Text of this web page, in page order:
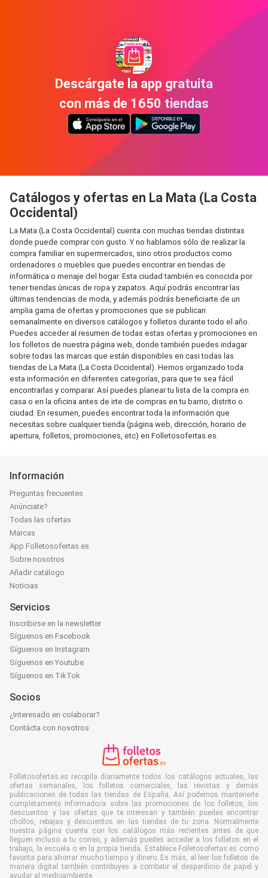
Descárgate la app gratuita
con más de 1650 tiendas
Catálogos y ofertas en La Mata (La Costa
Occidental)
La Mata (La Costa Occidental) cuenta con muchas tiendas distintas
donde puede comprar con gusto. Y no hablamos sólo de realizar la
compra familiar en supermercados, sino otros productos como
ordenadores o muebles que puedes encontrar en tiendas de
informática o menaje del hogar. Esta ciudad también es conocida por
tener tiendas únicas de ropa y zapatos. Aquí podrás encontrar las
últimas tendencias de moda, y además podrás beneficiarte de un
amplia gama de ofertas y promociones que se publican
semanalmente en diversos catálogos y folletos durante todo el año.
Puedes acceder al resumen de todas estas ofertas y promociones en
los folletos de nuestra página web, donde también puedes indagar
sobre todas las marcas que están disponibles en casi todas las
tiendas de La Mata (La Costa Occidental). Hemos organizado toda
esta información en diferentes categorías, para que te sea fácil
encontrarlas y comparar. Así puedes planear tu lista de la compra en
casa o en la oficina antes de irte de compras en tu barrio, distrito o
ciudad. En resumen, puedes encontrar toda la información que
necesitas sobre cualquier tienda (página web, dirección, horario de
apertura, folletos, promociones, etc) en Folletosofertas.es.
Información
Preguntas frecuentes
Anúnciate?
Todas las ofertas
Marcas
App Folletosofertas.es
Sobre nosotros
Añadir catálogo
Noticias
Servicios
Inscribirse en la newsletter
Síguenos en Facebook
Síguenos en Instagram
Síguenos en Youtube
Síguenos en TikTok
Socios
¿Interesado en colaborar?
Contácta con nosotros
Folletosofertas.es recopila diariamente todos los catálogos actuales, las
ofertas semanales, los folletos comerciales, las revistas y demás
publicaciones de todas las tiendas de España. Así podemos mantenerte
completamente informado/a sobre las promociones de los folletos, los
descuentos y las ofertas que te interesan y también puedes encontrar
chollos, rebajas y descuentos en las tiendas de tu zona. Normalmente
nuestra página cuenta con los catálogos más recientes antes de que
lleguen incluso a tu correo, y además puedes acceder a los folletos en el
trabajo, la escuela o en la propia tienda. Establece Folletosofertas.es como
favorita para ahorrar mucho tiempo y dinero. Es más, al leer los folletos de
manera digital también contribuyes a combatir el desperdicio de papel y
ayudar al medioambiente.